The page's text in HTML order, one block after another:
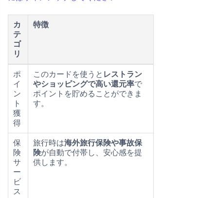
カ
テ
ゴ
リ
特徴
ポ
イ
ン
ト
獲
得
このカードを使うと レストラン
やショッピングで高い還元率で
ポイントを貯めることができま
す。
保
険
サ
ー
ビ
ス
旅行時は海外旅行保険や事故保
険が自動で付帯し、安心感を提
供します。